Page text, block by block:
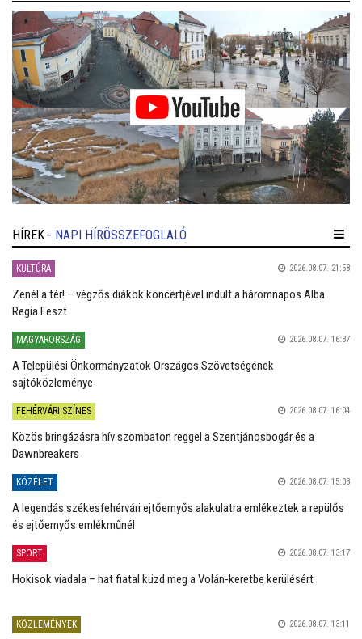
HÍREK - NAPI HÍRÖSSZEFOGLALÓ
KULTÚRA 2026.08.07. 21:58
Zenél a tér! – végzős diákok koncertjével indult a háromnapos Alba
Regia Feszt
MAGYARORSZÁG 2026.08.07. 16:37
A Települési Önkormányzatok Országos Szövetségének
sajtóközleménye
FEHÉRVÁRI SZÍNES 2026.08.07. 16:04
Közös bringázásra hív szombaton reggel a Szentjánosbogár és a
Dawnbreakers
KÖZÉLET 2026.08.07. 15:03
A legendás székesfehérvári ejtőernyős alakulatra emlékeztek a repülős
és ejtőernyős emlékműnél
SPORT 2026.08.07. 13:17
Hokisok viadala – hat fiatal küzd meg a Volán-keretbe kerülésért
KÖZLEMÉNYEK 2026.08.07. 13:11